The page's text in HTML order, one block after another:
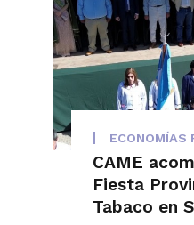
ECONOMÍAS
CAME
Fiesta
Tabaco en